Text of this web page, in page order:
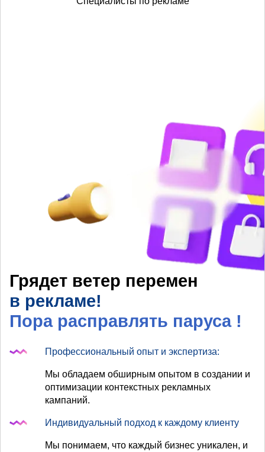
Грядет ветер перемен
в рекламе!
Пора расправлять паруса !
Профессиональный опыт и экспертиза:
Мы обладаем обширным опытом в создании и
оптимизации контекстных рекламных
кампаний.
Индивидуальный подход к каждому клиенту
Мы понимаем, что каждый бизнес уникален, и